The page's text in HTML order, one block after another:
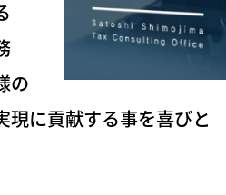
の
現に貢献する事を喜びと